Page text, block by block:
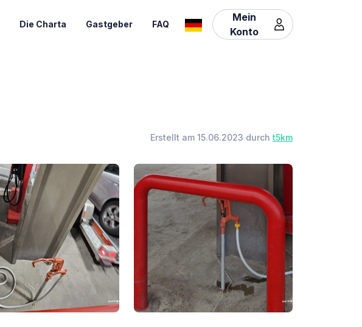
Die Charta Gastgeber FAQ
Mein
Konto
Erstellt am 15.06.2023 durcht5km